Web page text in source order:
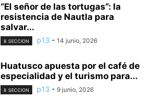
“El señor de las tortugas”: la
resistencia de Nautla para
salvar...
8 SECCION p13 - 14 junio, 2026
Huatusco apuesta por el café de
especialidad y el turismo para...
8 SECCION p13 - 9 junio, 2026